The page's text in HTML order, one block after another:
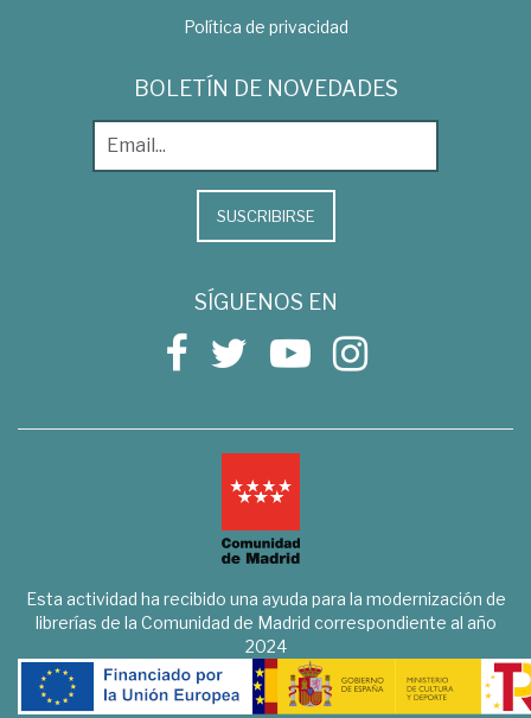
Política de privacidad
BOLETÍN DE NOVEDADES
SUSCRIBIRSE
SÍGUENOS EN
Esta actividad ha recibido una ayuda para la modernización de
librerías de la Comunidad de Madrid correspondiente al año
2024